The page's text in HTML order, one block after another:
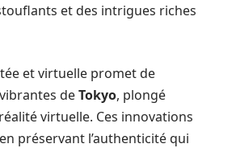
et des intrigues riches
et virtuelle promet de
deTokyo, plongé
virtuelle. Ces innovations
préservant l’authenticité qui